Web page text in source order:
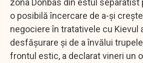
o posibilă încercare de a-şi
negociere în tratativele cu Kievul
desfăşurare şi de a învălui
frontul estic, a declarat vineri un